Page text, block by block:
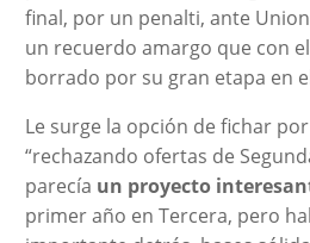
final, por un penalti, ante
un recuerdo amargo que con
borrado por su gran etapa en
Le surge la opción de fichar
“rechazando ofertas de
parecía un proyecto
primer año en Tercera, pero